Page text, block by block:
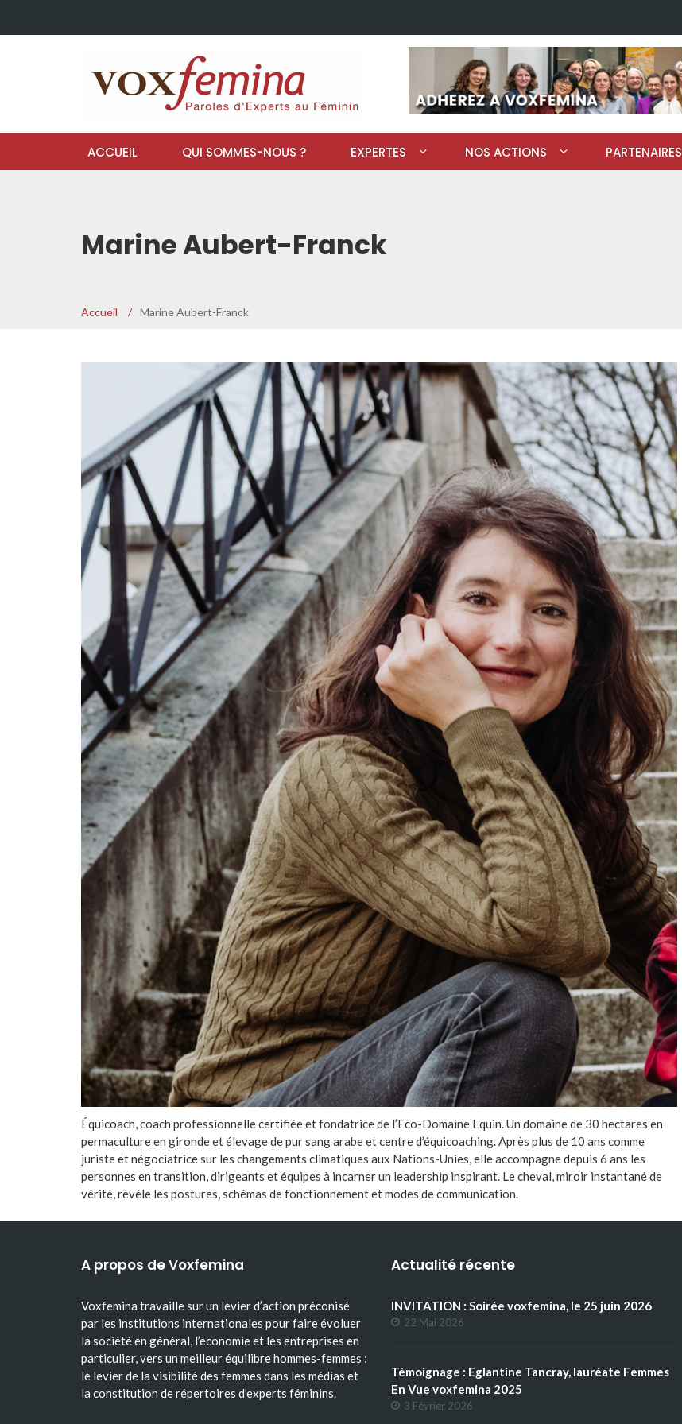
ACCUEIL QUI SOMMES-NOUS ? EXPERTES NOS ACTIONS PARTENAIRES
Marine Aubert-Franck
Accueil / Marine Aubert-Franck
Équicoach, coach professionnelle certifiée et fondatrice de l’Eco-Domaine Equin. Un domaine de 30 hectares en
permaculture en gironde et élevage de pur sang arabe et centre d’équicoaching. Après plus de 10 ans comme
juriste et négociatrice sur les changements climatiques aux Nations-Unies, elle accompagne depuis 6 ans les
personnes en transition, dirigeants et équipes à incarner un leadership inspirant. Le cheval, miroir instantané de
vérité, révèle les postures, schémas de fonctionnement et modes de communication.
A propos de Voxfemina
Voxfemina travaille sur un levier d’action préconisé
par les institutions internationales pour faire évoluer
la société en général, l’économie et les entreprises en
particulier, vers un meilleur équilibre hommes-femmes :
le levier de la visibilité des femmes dans les médias et
la constitution de répertoires d’experts féminins.
Actualité récente
INVITATION : Soirée voxfemina, le 25 juin 2026
22 Mai 2026
Témoignage : Eglantine Tancray, lauréate Femmes
En Vue voxfemina 2025
3 Février 2026